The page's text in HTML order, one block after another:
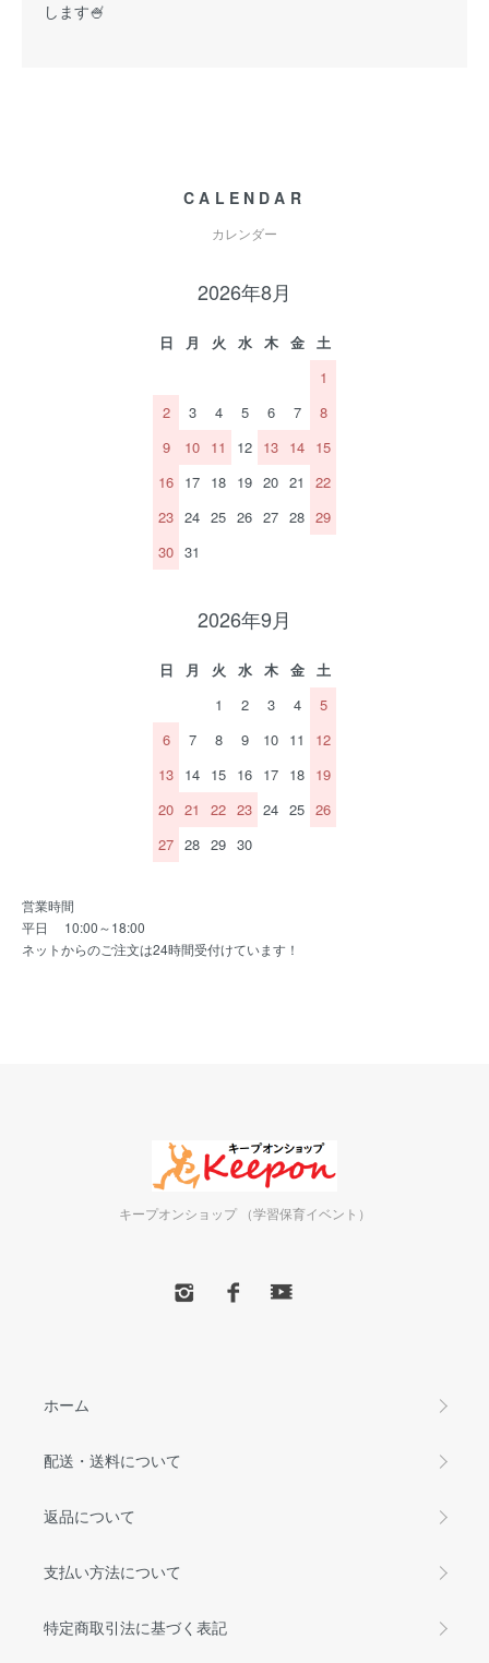
します🍧
CALENDAR
カレンダー
2026年8月
日 月 火 水 木 金
土
1
2
3 4 5 6 7
8
9
10 11 12 13 14 15
16 17 18 19 20 21
22
23 24 25 26 27 28 29
30 31
2026年9月
日 月 火 水 木 金
土
1
2 3 4
5
6
7 8 9 10 11
12
13 14 15 16 17 18 19
20 21 22 23 24 25 26
27 28 29 30
営業時間
平日 10:00～18:00
ネットからのご注文は24時間受付けています！
キープオンショップ （学習保育イベント）
ホーム
配送・送料について
返品について
支払い方法について
特定商取引法に基づく表記